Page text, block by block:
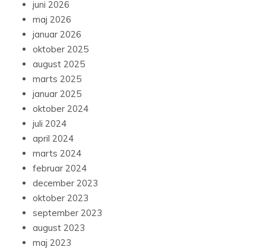
juni 2026
maj 2026
januar 2026
oktober 2025
august 2025
marts 2025
januar 2025
oktober 2024
juli 2024
april 2024
marts 2024
februar 2024
december 2023
oktober 2023
september 2023
august 2023
maj 2023